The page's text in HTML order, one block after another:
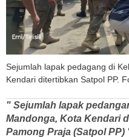
Sejumlah lapak pedagang di
Kendari ditertibkan Satpol PP.
" Sejumlah lapak
Mandonga, Kota Kendari
Pamong Praja (Satpol PP)